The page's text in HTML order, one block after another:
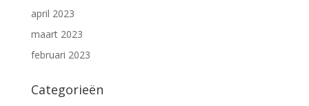
april 2023
maart 2023
februari 2023
Categorieën